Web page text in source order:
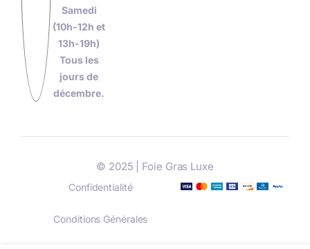
Samedi
(10h-12h et
13h-19h)
Tous les
jours de
décembre.
© 2025 | Foie Gras Luxe
Confidentialité
Conditions Générales